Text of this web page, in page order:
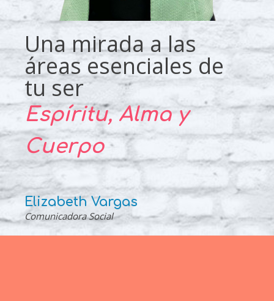
Una mirada a las
áreas esenciales de
tu ser
Espíritu, Alma y
Cuerpo
Elizabeth Vargas
Comunicadora Social